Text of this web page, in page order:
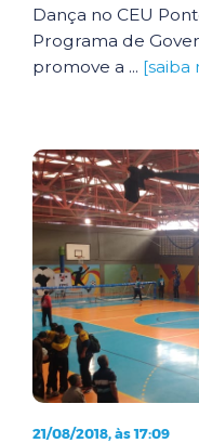
Dança no CEU
Programa de
promove a ... [saiba
21/08/2018, às 17:09